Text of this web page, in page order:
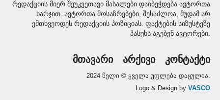
რედაქციის მიერ შეუკვეთავი მასალები დაიბეჭდება ავტორთა
ხარჯით. ავტორთა მოსაზრებები, შესაძლოა, მუდამ არ
ემთხვეოდეს რედაქციის პოზიციას. ფაქტების სიზუსტეზე
პასუხს აგებენ ავტორები.
მთავარი არქივი კონტაქტი
2024 წელი © ყველა უფლება დაცულია.
Logo & Design by VASCO